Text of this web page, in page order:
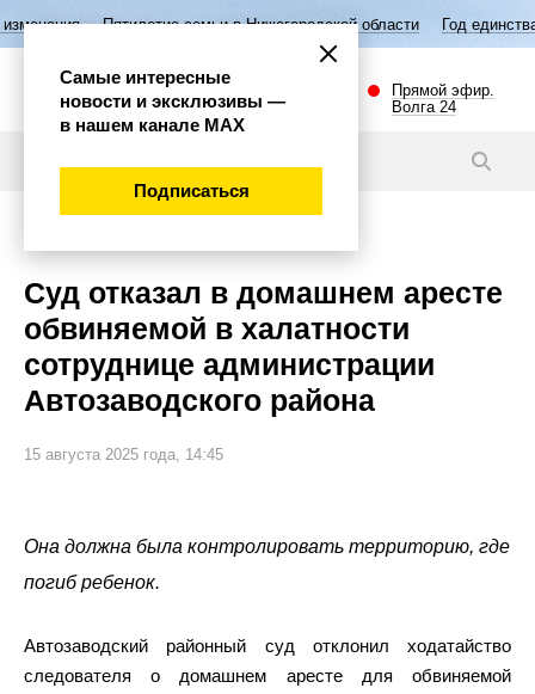
семьи в Нижегородской области Год единства народов России
Прямой эфир.
Волга 24
Суд отказал в домашнем аресте
обвиняемой в халатности
сотруднице администрации
Автозаводского района
15 августа 2025 года, 14:45
Она должна была контролировать территорию, где
погиб ребенок.
Автозаводский районный суд отклонил ходатайство
следователя о домашнем аресте для обвиняемой
Самые интересные
новости и эксклюзивы —
в нашем канале МАХ
Подписаться